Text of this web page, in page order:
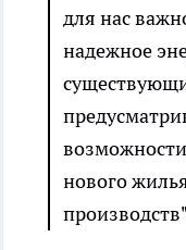
для нас
надежное
нового